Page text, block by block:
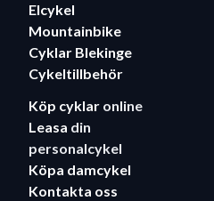
Elcykel
Mountainbike
Cyklar Blekinge
Cykeltillbehör
Köp cyklar online
Leasa din
personalcykel
Köpa damcykel
Kontakta oss